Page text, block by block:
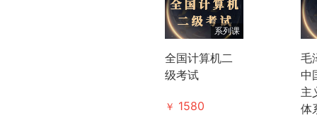
系列课
‌全国计算机二
级考试
￥ 1580
毛
中
主
体